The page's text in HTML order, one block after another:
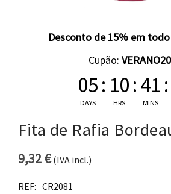
Desconto de 15% em
Cupão:
05
DAYS
: 10
HRS
:41
MINS
:
Fita de Rafia
9,32€(IVA incl.)
REF: CR2081